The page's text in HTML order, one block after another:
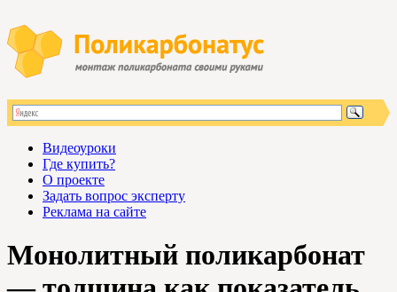
Видеоуроки
Где купить?
О проекте
Задать вопрос эксперту
Реклама на сайте
Монолитный поликарбонат